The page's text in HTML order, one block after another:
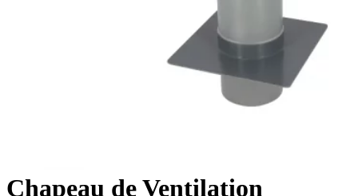
Chapeau de Ventilation